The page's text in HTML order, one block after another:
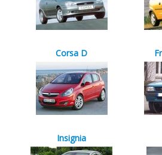
Corsa D
Insignia